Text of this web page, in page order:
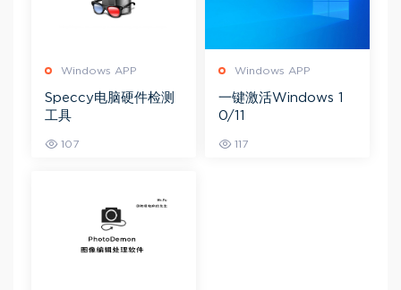
Windows APP
Speccy电脑硬件检测
工具
107
Windows APP
一键激活Windows 1
0/11
117